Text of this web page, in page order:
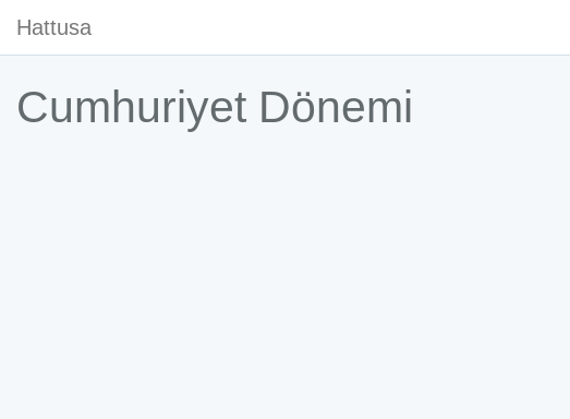
Hattusa
Cumhuriyet Dönemi